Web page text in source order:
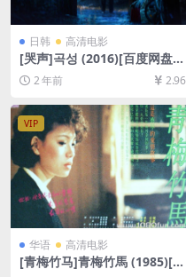
日韩 高清电影
[哭声]곡성 (2016)[百度网盘
+夸克网盘1080P超清未删减
资源][网盘在线播放/下载][MP
4/10GB][中文字幕]
2 年前 2.96
VIP
华语 高清电影
[青梅竹马]青梅竹馬 (1985)[百